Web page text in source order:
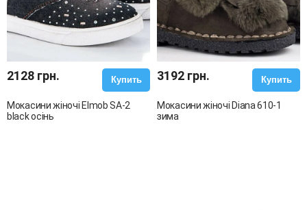
2128 грн. Купить
Мокасини жіночі Elmob SA-2
black осінь
3192 грн. Купить
Мокасини жіночі Diana 610-1
зима